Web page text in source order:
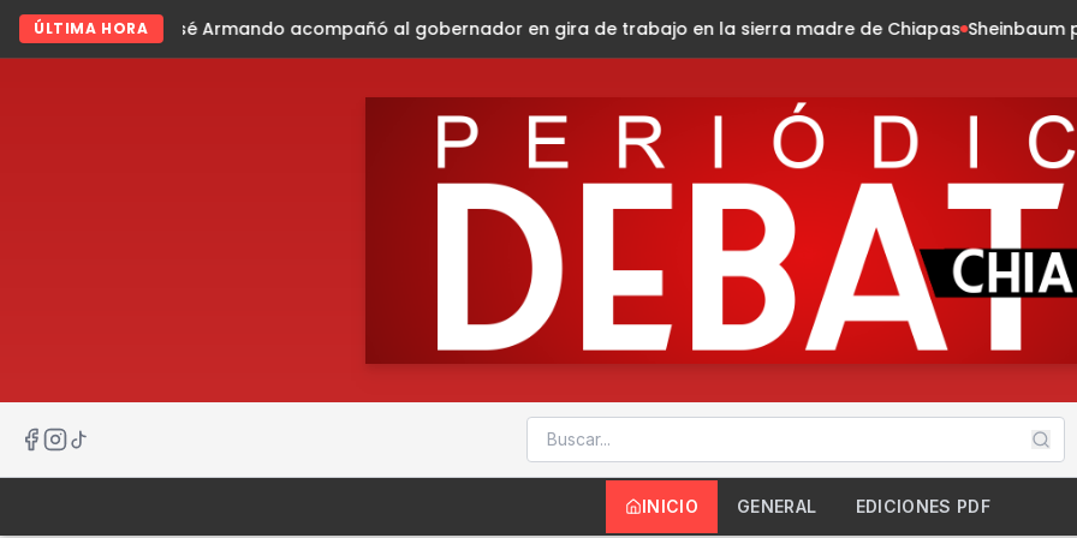
ÚLTIMA HORA
acompañó al gobernador en gira de trabajo en la sierra madre de Chiapas Sheinbaum presenta la Jornada
INICIO GENERAL EDICIONES PDF